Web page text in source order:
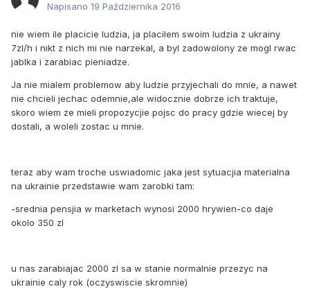
Napisano 19 Października 2016
nie wiem ile placicie ludzia, ja placilem swoim ludzia z ukrainy
7zl/h i nikt z nich mi nie narzekal, a byl zadowolony ze mogl rwac
jablka i zarabiac pieniadze.
Ja nie mialem problemow aby ludzie przyjechali do mnie, a nawet
nie chcieli jechac odemnie,ale widocznie dobrze ich traktuje,
skoro wiem ze mieli propozycjie pojsc do pracy gdzie wiecej by
dostali, a woleli zostac u mnie.
teraz aby wam troche uswiadomic jaka jest sytuacjia materialna
na ukrainie przedstawie wam zarobki tam:
-srednia pensjia w marketach wynosi 2000 hrywien-co daje
okolo 350 zl
u nas zarabiajac 2000 zl sa w stanie normalnie przezyc na
ukrainie caly rok (oczyswiscie skromnie)